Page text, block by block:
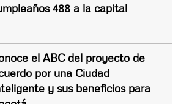
488 a la capital
el ABC del proyecto de
por una Ciudad
y sus beneficios para